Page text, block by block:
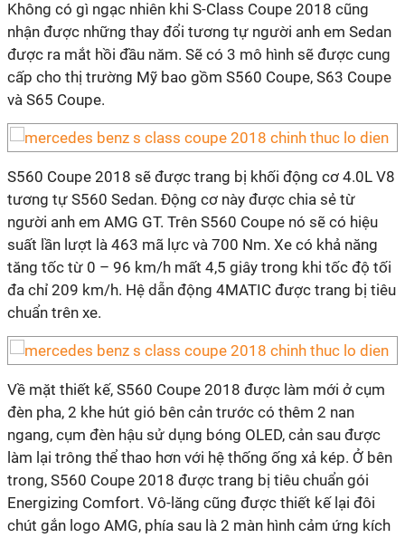
Không có gì ngạc nhiên khi S-Class Coupe 2018 cũng
nhận được những thay đổi tương tự người anh em Sedan
được ra mắt hồi đầu năm. Sẽ có 3 mô hình sẽ được cung
cấp cho thị trường Mỹ bao gồm S560 Coupe, S63 Coupe
và S65 Coupe.
S560 Coupe 2018 sẽ được trang bị khối động cơ 4.0L V8
tương tự S560 Sedan. Động cơ này được chia sẻ từ
người anh em AMG GT. Trên S560 Coupe nó sẽ có hiệu
suất lần lượt là 463 mã lực và 700 Nm. Xe có khả năng
tăng tốc từ 0 – 96 km/h mất 4,5 giây trong khi tốc độ tối
đa chỉ 209 km/h. Hệ dẫn động 4MATIC được trang bị tiêu
chuẩn trên xe.
Về mặt thiết kế, S560 Coupe 2018 được làm mới ở cụm
đèn pha, 2 khe hút gió bên cản trước có thêm 2 nan
ngang, cụm đèn hậu sử dụng bóng OLED, cản sau được
làm lại trông thể thao hơn với hệ thống ống xả kép. Ở bên
trong, S560 Coupe 2018 được trang bị tiêu chuẩn gói
Energizing Comfort. Vô-lăng cũng được thiết kế lại đôi
chút gắn logo AMG, phía sau là 2 màn hình cảm ứng kích